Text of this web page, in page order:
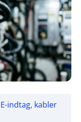
indtag, kabler